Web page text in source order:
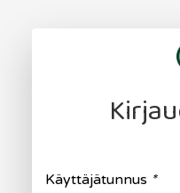
Käyttäjätunnus *